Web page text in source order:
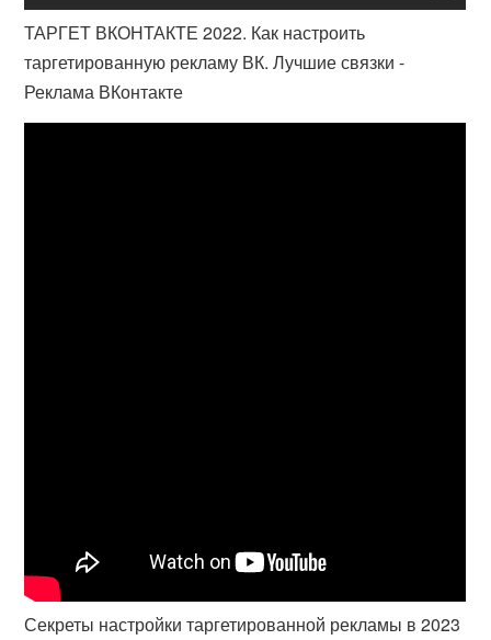
ТАРГЕТ ВКОНТАКТЕ 2022. Как настроить
таргетированную рекламу ВК. Лучшие связки -
Реклама ВКонтакте
Секреты настройки таргетированной рекламы в 2023